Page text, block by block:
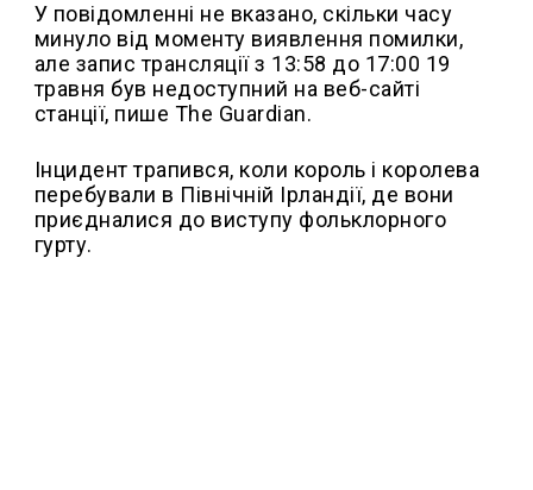
У повідомленні не вказано, скільки часу
минуло від моменту виявлення помилки,
але запис трансляції з 13:58 до 17:00 19
травня був недоступний на веб-сайті
станції, пише The Guardian.
Інцидент трапився, коли король і королева
перебували в Північній Ірландії, де вони
приєдналися до виступу фольклорного
гурту.